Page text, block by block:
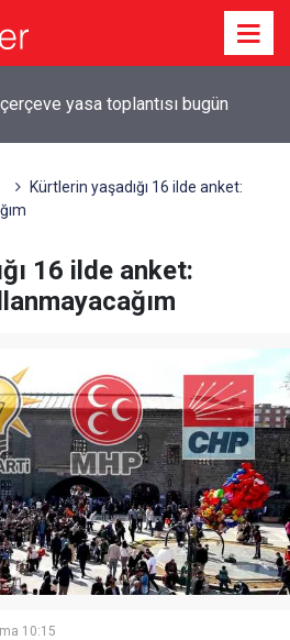
yasa toplantısı bugün
Kürtlerin yaşadığı 16 ilde anket:
16 ilde anket:
10:15